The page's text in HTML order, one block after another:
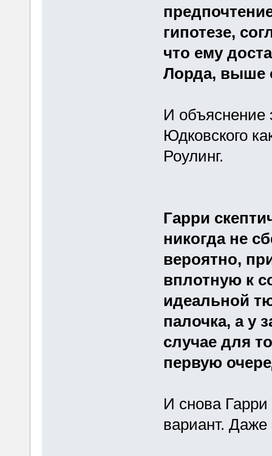
гипотезе,
что ему
Лорда, выше
И объяснение
Юдковского
Роулинг.
Гарри
никогда не
вероятно,
вплотную к
идеальной
палочка, а у
случае для
первую
И снова
вариант. Даже